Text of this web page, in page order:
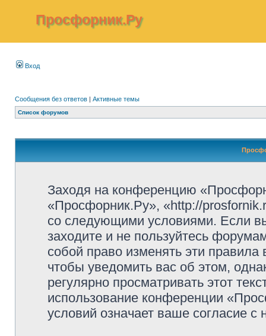
Просфорник.Ру
Вход
Сообщения без ответов | Активные темы
Список форумов
Заходя на конференцию
«Просфорник.Ру», «http://
со следующими условиями. Если
заходите и не пользуйтесь
собой право изменять эти
чтобы уведомить вас об этом,
регулярно просматривать этот
использование конференции
условий означает ваше согласие с